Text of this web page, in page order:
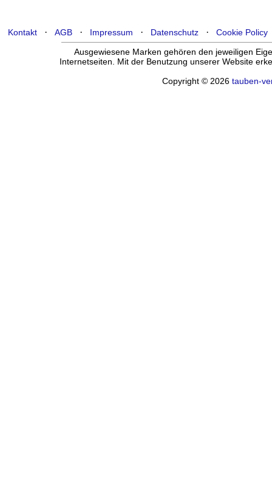
Kontakt· AGB· Impressum · Datenschutz· Cookie Policy
Ausgewiesene Marken gehören den jeweiligen
Internetseiten. Mit der Benutzung unserer Website
Copyright © 2026 tauben-